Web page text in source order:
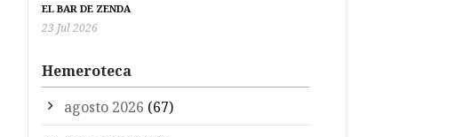
EL BAR DE ZENDA
23 Jul 2026
Hemeroteca
agosto 2026 (67)